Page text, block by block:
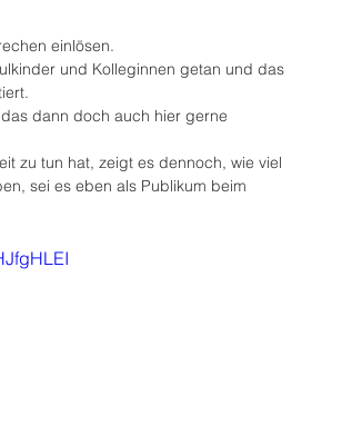
einlösen.
und Kolleginnen getan und das
dann doch auch hier gerne
zu tun hat, zeigt es dennoch, wie viel
sei es eben als Publikum beim